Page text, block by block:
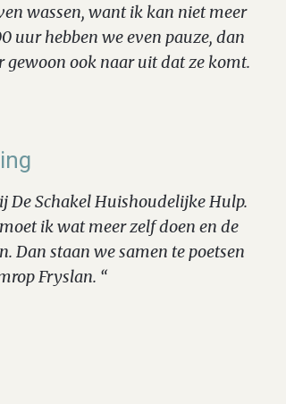
wassen, want ik kan niet meer
uur hebben we even pauze, dan
gewoon ook naar uit dat ze komt.
Schakel Huishoudelijke Hulp.
ik wat meer zelf doen en de
Dan staan we samen te poetsen
Fryslan. “